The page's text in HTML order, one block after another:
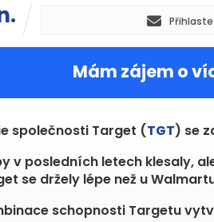
Mám zájem o
společnosti Target (TGT) se
v posledních letech klesaly,
se držely lépe než u
schopnosti Targetu